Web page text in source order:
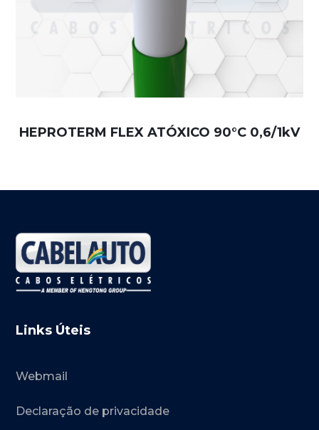
HEPROTERM FLEX ATÓXICO 90°C 0,6/1kV
Links Úteis
Webmail
Declaração de privacidade